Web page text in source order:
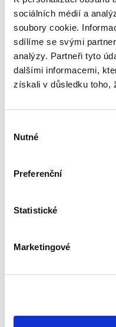
sociálních médií a
soubory cookie.
sdílíme se svými
analýzy. Partneři tyto
dalšími informacemi,
získali v důsledku toho,
souhlasu
Nutné
Preferenční
Statistické
Marketingové
Právo Evropské
ovlivňuje bezmála
právního řádu.
práva EU a
právním řádem a
390,00 Kč
nabízí praktický
zdánlivém a